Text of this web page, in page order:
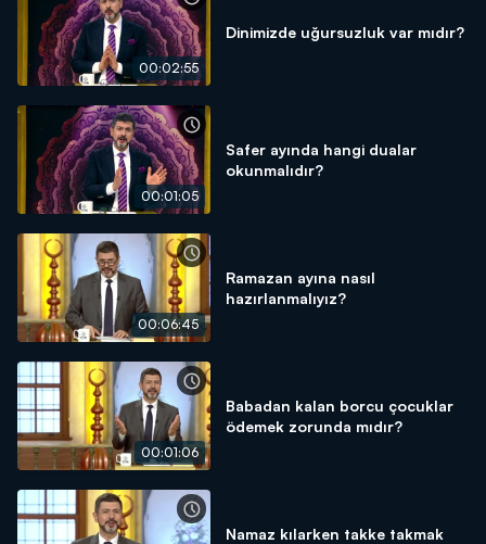
00:02:55
Dinimizde uğursuzluk var mıdır?
00:01:05
Safer ayında hangi dualar
okunmalıdır?
00:06:45
Ramazan ayına nasıl
hazırlanmalıyız?
00:01:06
Babadan kalan borcu çocuklar
ödemek zorunda mıdır?
Namaz kılarken takke takmak